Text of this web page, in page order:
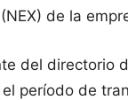
de la
del directorio
período de